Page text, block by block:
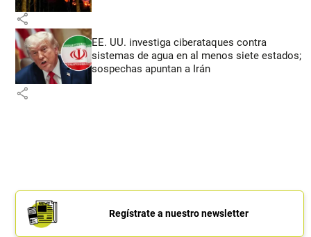
share
EE. UU. investiga ciberataques contra
sistemas de agua en al menos siete estados;
sospechas apuntan a Irán
share
Regístrate a nuestro newsletter